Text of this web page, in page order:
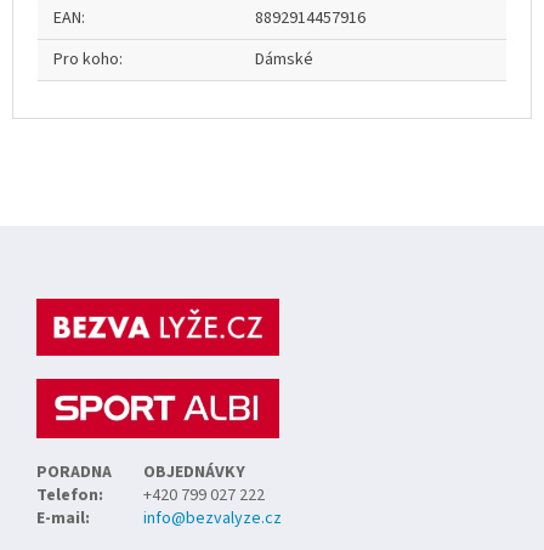
EAN:
8892914457916
Pro koho: Dámské
PORADNA
OBJEDNÁVKY
Telefon:
+420 799 027 222
E-mail:
info@bezvalyze.cz